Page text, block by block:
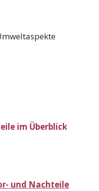
im Überblick
und Nachteile